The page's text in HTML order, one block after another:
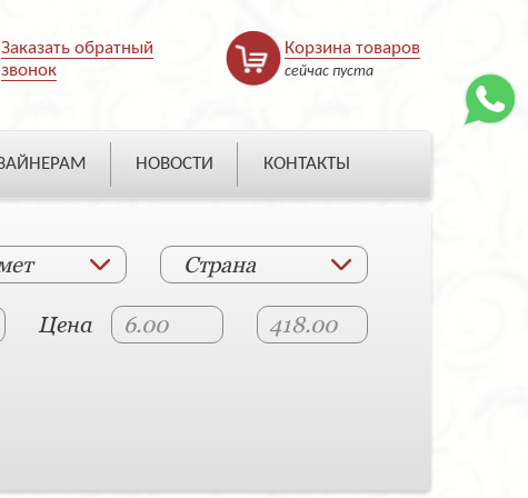
Заказать обратный
звонок
Корзина товаров
сейчас пуста
НОВОСТИ КОНТАКТЫ
Страна
Цена